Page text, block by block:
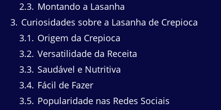
2.3 Montando a Lasanha
3 Curiosidades sobre a Lasanha de Crepioca
3.1
Origem da Crepioca
3.2 Versatilidade da Receita
3.3 Saudável e Nutritiva
3.4 Fácil de Fazer
3.5 Popularidade nas Redes Sociais